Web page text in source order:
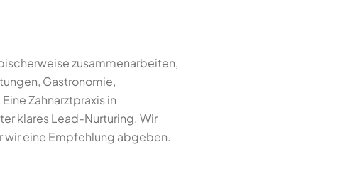
zusammenarbeiten,
Gastronomie,
Zahnarztpraxis in
klares Lead-Nurturing. Wir
wir eine Empfehlung abgeben.